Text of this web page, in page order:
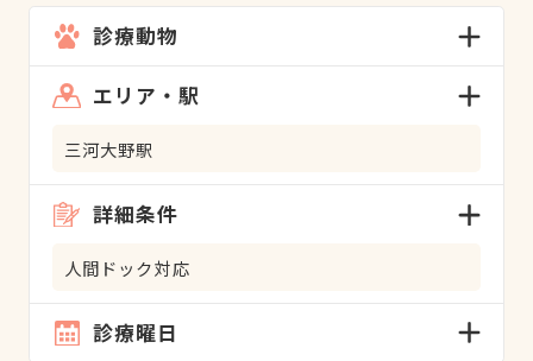
診療動物
エリア・駅
三河大野駅
詳細条件
人間ドック対応
診療曜日